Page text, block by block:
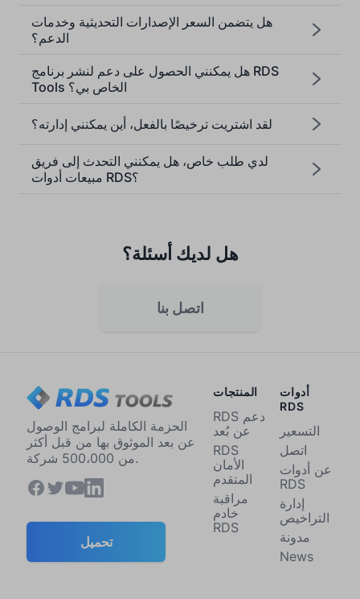
هل يتضمن السعر الإصدارات التحديثية وخدمات
الدعم؟
هل يمكنني الحصول على دعم لنشر برنامج RDS
Tools الخاص بي؟
لقد اشتريت ترخيصًا بالفعل، أين يمكنني إدارته؟
لدي طلب خاص، هل يمكنني التحدث إلى فريق
مبيعات أدوات RDS؟
هل لديك أسئلة؟
اتصل بنا
الحزمة الكاملة لبرامج الوصول
عن بعد الموثوق بها من قبل أكثر
من 500،000 شركة.
تحميل
المنتجات
RDS دعم
عن بُعد
RDS
الأمان
المتقدم
مراقبة
خادم
RDS
أدوات
RDS
التسعير
اتصل
عن أدوات
RDS
إدارة
التراخيص
مدونة
News